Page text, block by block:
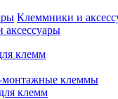
Клеммники и
клемм
монтажные клеммы
клемм